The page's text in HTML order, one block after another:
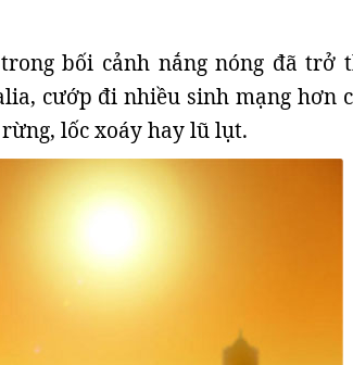
bối cảnh nắng nóng đã trở
cướp đi nhiều sinh mạng hơn
lốc xoáy hay lũ lụt.